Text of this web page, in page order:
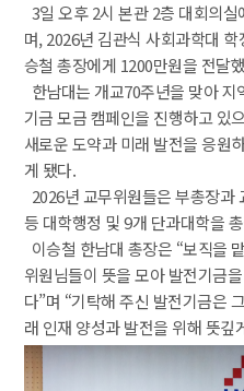
3일 오후 2시 본관 2층 대회의
며, 2026년 김관식 사회과학대
승철 총장에게 1200만원을 전달
한남대는 개교70주년을 맞아
기금 모금 캠페인을 진행하고 있
새로운 도약과 미래 발전을 응원
게 됐다.
2026년 교무위원들은 부총장과
등 대학행정 및 9개 단과대학을
이승철 한남대 총장은 “보직을
위원님들이 뜻을 모아 발전기금
다”며 “기탁해 주신 발전기금은
래 인재 양성과 발전을 위해 뜻깊